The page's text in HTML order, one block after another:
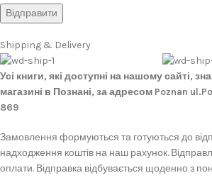
Shipping & Delivery
Усі книги, які доступні на нашому сайті,
магазині в Познані, за адресом Poznan
869
Замовлення формуються та готуються до
надходження коштів на наш рахунок.
оплати. Відправка відбувається щоденно з